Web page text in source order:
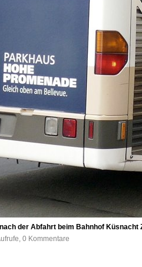
der Abfahrt beim Bahnhof Küsnacht
0 Kommentare